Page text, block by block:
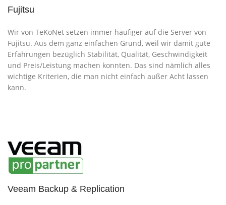
Fujitsu
Wir von TeKoNet setzen immer häufiger auf die Server von
Fujitsu. Aus dem ganz einfachen Grund, weil wir damit gute
Erfahrungen bezüglich Stabilität, Qualität, Geschwindigkeit
und Preis/Leistung machen konnten. Das sind nämlich alles
wichtige Kriterien, die man nicht einfach außer Acht lassen
kann.
Veeam Backup & Replication